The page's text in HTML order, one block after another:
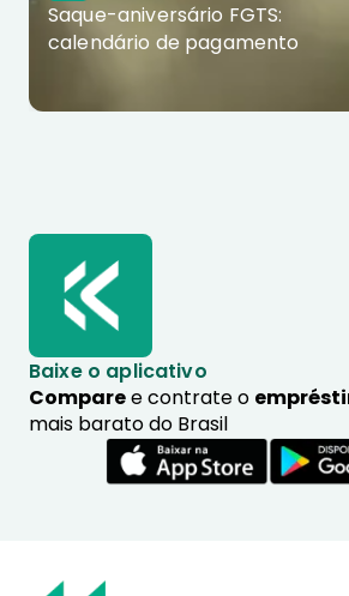
Saque-aniversário FGTS:
calendário de pagamento
Baixe o aplicativo
Comparee contrate o
mais barato do Brasil